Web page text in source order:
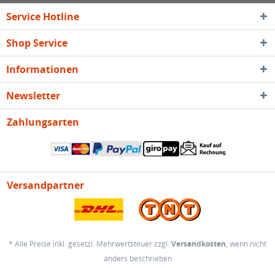
Service Hotline
Shop Service
Informationen
Newsletter
Zahlungsarten
Versandpartner
* Alle Preise inkl. gesetzl. Mehrwertsteuer zzgl. Versandkosten, wenn nicht
anders beschrieben